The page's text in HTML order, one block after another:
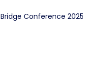
Bridge Conference 2025